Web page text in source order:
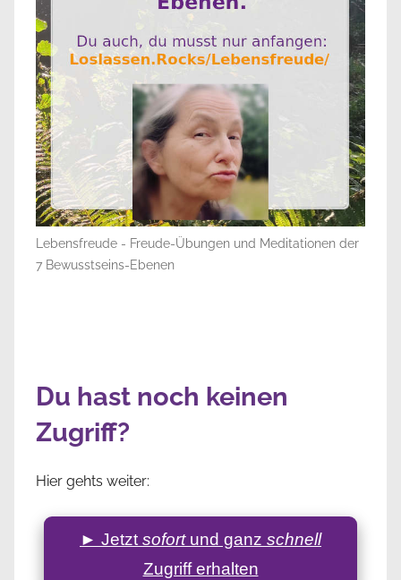
Lebensfreude - Freude-Übungen und Meditationen der
7 Bewusstseins-Ebenen
Du hast noch keinen
Zugriff?
Hier gehts weiter:
► Jetztsofortund ganz schnell
Zugriff erhalten